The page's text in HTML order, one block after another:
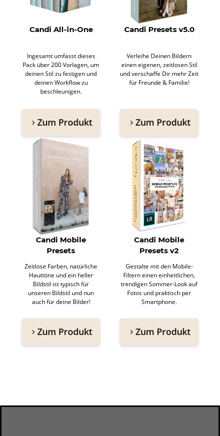
Candi All-in-One
Ingesamt umfasst dieses
Pack über 200 Vorlagen, um
deinen Stil zu festigen und
deinen Workflow zu
beschleunigen.
Zum Produkt
Candi Presets v5.0
Verleihe Deinen Bildern
einen eigenen, zeitlosen Stil
und verschaffe Dir mehr Zeit
für Freunde & Familie!
Zum Produkt
Candi Mobile
Presets
Zeitlose Farben, natürliche
Hauttöne und ein heller
Bildstil ist typisch für
unseren Bildstil und nun
auch für deine Bilder!
Zum Produkt
Candi Mobile
Presets v2
Gestalte mit den Mobile-
Filtern einen einheitlichen,
trendigen Sommer-Look auf
Fotos und praktisch per
Smartphone.
Zum Produkt